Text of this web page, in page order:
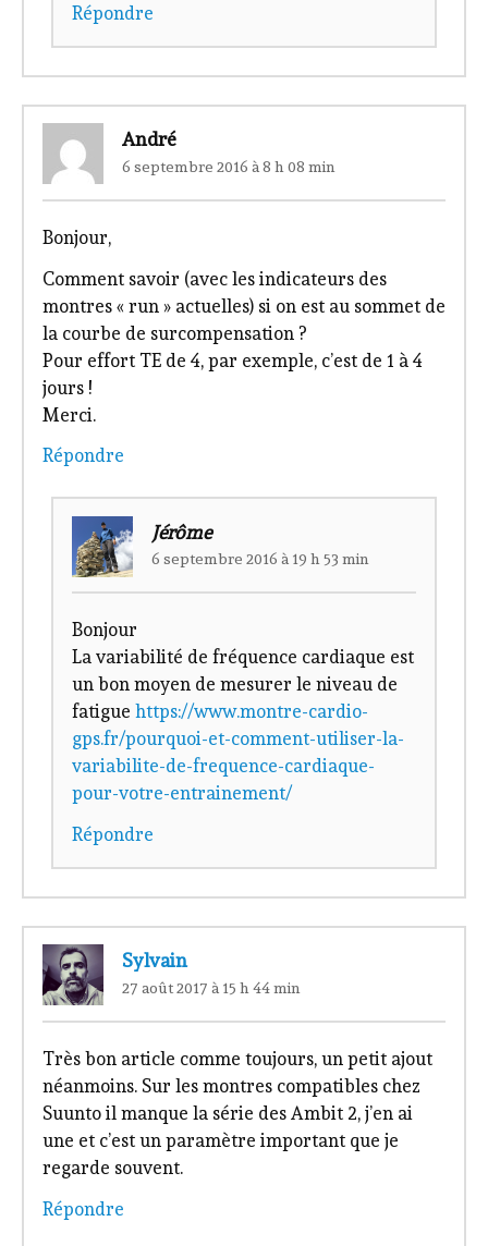
Répondre
André
6 septembre 2016 à 8 h 08 min
Bonjour,
Comment savoir (avec les indicateurs des
montres « run » actuelles) si on est au sommet de
la courbe de surcompensation ?
Pour effort TE de 4, par exemple, c’est de 1 à 4
jours !
Merci.
Répondre
Jérôme
6 septembre 2016 à 19 h 53 min
Bonjour
La variabilité de fréquence cardiaque est
un bon moyen de mesurer le niveau de
fatiguehttps://www.montre-cardio-
gps.fr/pourquoi-et-comment-utiliser-la-
variabilite-de-frequence-cardiaque-
pour-votre-entrainement/
Répondre
Sylvain
27 août 2017 à 15 h 44 min
Très bon article comme toujours, un petit ajout
néanmoins. Sur les montres compatibles chez
Suunto il manque la série des Ambit 2, j’en ai
une et c’est un paramètre important que je
regarde souvent.
Répondre